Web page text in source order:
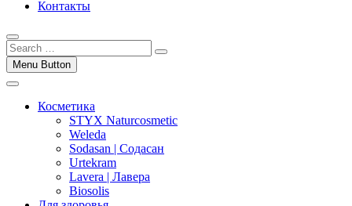
Контакты
Menu Button
Косметика
STYX Naturcosmetic
Weleda
Sodasan | Содасан
Urtekram
Lavera | Лавера
Biosolis